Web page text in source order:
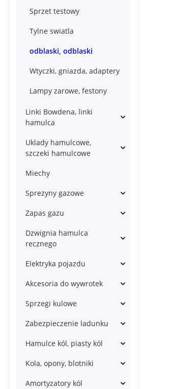
Sprzet testowy
Tylne swiatla
odblaski, odblaski
Wtyczki, gniazda, adaptery
Lampy zarowe, festony
Linki Bowdena, linki
hamulca
Uklady hamulcowe,
szczeki hamulcowe
Miechy
Sprezyny gazowe
Zapas gazu
Dzwignia hamulca
recznego
Elektryka pojazdu
Akcesoria do wywrotek
Sprzegi kulowe
Zabezpieczenie ladunku
Hamulce kól, piasty kól
Kola, opony, blotniki
Amortyzatory kól